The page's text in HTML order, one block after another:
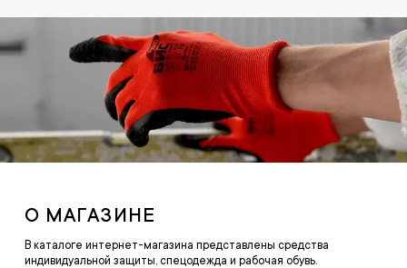
О МАГАЗИНЕ
В каталоге интернет-магазина представлены средства
индивидуальной защиты, спецодежда и рабочая обувь.